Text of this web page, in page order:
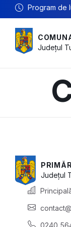
Program de
Județul
Județul
0240